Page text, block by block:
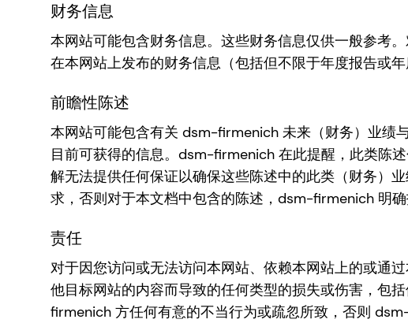
财务信息
本网站可能包含财务信息。这些财务信息仅供一般参考
在本网站上发布的财务信息（包括但不限于年度报告或
前瞻性陈述
本网站可能包含有关 dsm-firmenich 未来（财务）业绩
目前可获得的信息。dsm-firmenich 在此提醒，此类陈
解无法提供任何保证以确保这些陈述中的此类（财务）
求，否则对于本文档中包含的陈述，dsm-firmenich 明
责任
对于因您访问或无法访问本网站、依赖本网站上的或通
他目标网站的内容而导致的任何类型的损失或伤害，包
firmenich 方任何有意的不当行为或疏忽所致，否则